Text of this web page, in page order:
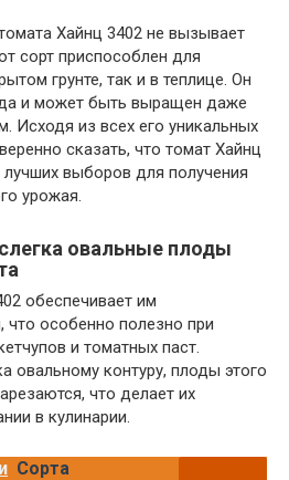
Хайнц 3402 не вызывает
сорт приспособлен для
грунте, так и в теплице. Он
и может быть выращен даже
из всех его уникальных
сказать, что томат Хайнц
выборов для получения
урожая.
овальные плоды
обеспечивает им
особенно полезно при
и томатных паст.
овальному контуру, плоды этого
что делает их
в кулинарии.
Сорта